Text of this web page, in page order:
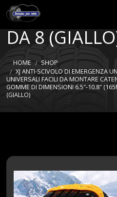
HOME
TIPI DI GOMME
MISURE GOMME
DA 8
HOME
SHOP
XJ ANTI-SCIVOLO DI EMERGENZA
UNIVERSALI FACILI DA MONTARE
GOMME DI DIMENSIONI 6.5″-10.8″
(GIALLO)